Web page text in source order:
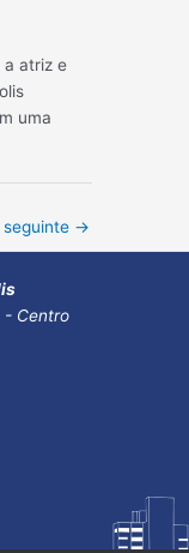
a atriz e
uma
seguinte →
- Centro